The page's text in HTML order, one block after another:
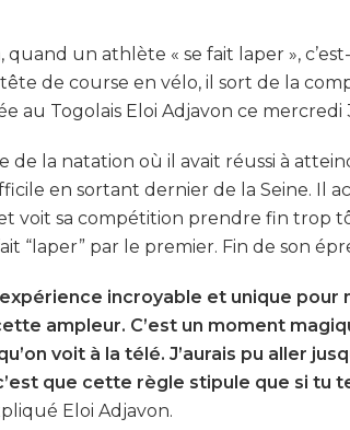
un athlète « se fait laper »,
de course en vélo, il sort de la
au Togolais Eloi Adjavon ce mercredi
de la natation où il avait réussi à
en sortant dernier de la Seine. Il
voit sa compétition prendre fin trop
“laper” par le premier. Fin de son
expérience incroyable et unique
ampleur. C’est un moment
voit à la télé. J’aurais pu aller
que cette règle stipule que si tu
Eloi Adjavon.